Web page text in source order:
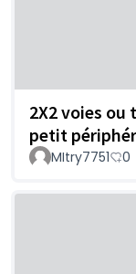
2X2 voies ou
petit
MItry7751 0